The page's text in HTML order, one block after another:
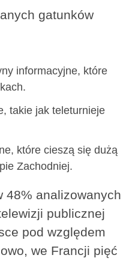
gatunków
informacyjne, które
takie jak teleturnieje
które cieszą się dużą
Zachodniej.
48% analizowanych
publicznej
pod względem
we Francji pięć